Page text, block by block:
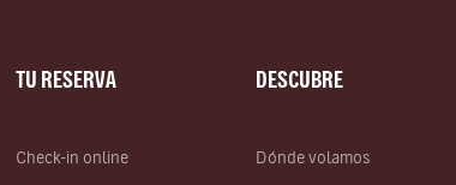
TU RESERVA
Check-in online
DESCUBRE
Dónde volamos